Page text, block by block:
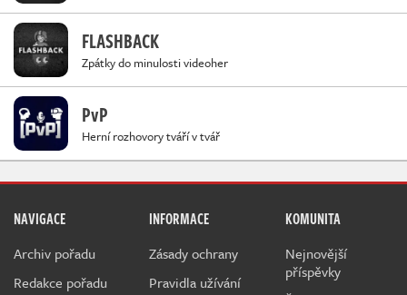
FLASHBACK
Zpátky do minulosti videoher
PvP
Herní rozhovory tváří v tvář
NAVIGACE
Archiv pořadu
Redakce pořadu
INFORMACE
Zásady ochrany
Pravidla užívání
KOMUNITA
Nejnovější
příspěvky